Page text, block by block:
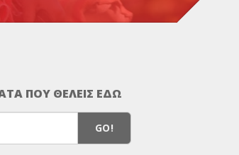
ΠΟΥ ΘΕΛΕΙΣ ΕΔΩ
GO!